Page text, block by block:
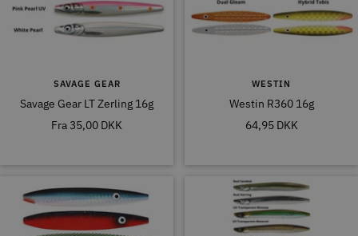
SAVAGE GEAR
Savage Gear LT Zerling 16g
Tilbudspris
Fra 35,00 DKK
WESTIN
Westin R360 16g
Tilbudspris
64,95 DKK